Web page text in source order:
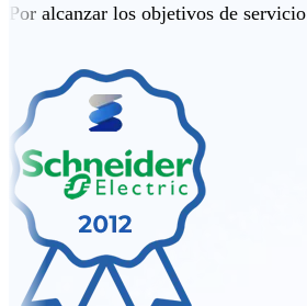
Por alcanzar los objetivos de servicio